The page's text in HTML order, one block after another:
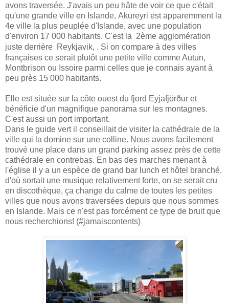
avons traversée. J'avais un peu hâte de voir ce que c'était
qu'une grande ville en Islande, Akureyri est apparemment la
4e ville la plus peuplée d'Islande, avec une population
d'environ 17 000 habitants. C'est la 2ème agglomération
juste derrière Reykjavik, . Si on compare à des villes
françaises ce serait plutôt une petite ville comme Autun,
Montbrison ou Issoire parmi celles que je connais ayant à
peu près 15 000 habitants.
Elle est située sur la côte ouest du fjord Eyjafjörður et
bénéficie d'un magnifique panorama sur les montagnes.
C'est aussi un port important.
Dans le guide vert il conseillait de visiter la cathédrale de la
ville qui la domine sur une colline. Nous avons facilement
trouvé une place dans un grand parking assez près de cette
cathédrale en contrebas. En bas des marches menant à
l'église il y a un espèce de grand bar lunch et hôtel branché,
d'où sortait une musique relativement forte, on se serait cru
en discothèque, ça change du calme de toutes les petites
villes que nous avons traversées depuis que nous sommes
en Islande. Mais ce n'est pas forcément ce type de bruit que
nous recherchions! (#jamaiscontents)